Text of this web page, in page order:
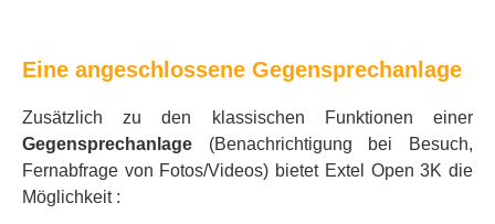
Eine angeschlossene Gegensprechanlage
Zusätzlich zu den klassischen Funktionen einer
Gegensprechanlage (Benachrichtigung bei Besuch,
Fernabfrage von Fotos/Videos) bietet Extel Open 3K die
Möglichkeit :